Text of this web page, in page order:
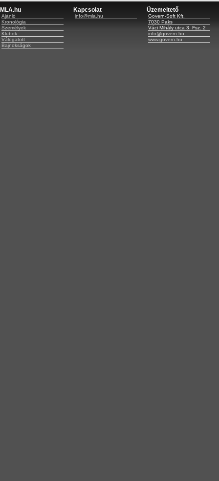
MLA.hu
Ajánló
Kronológia
Személyek
Klubok
Válogatott
Bajnokságok
Kapcsolat
info@mla.hu
Üzemeltető
Govern-Soft Kft.
7030 Paks
Váci Mihály utca 3. Fsz. 2
info@govern.hu
www.govern.hu